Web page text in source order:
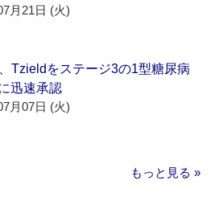
月21日 (火)
Tzieldをステージ3の1型糖尿病
迅速承認
月07日 (火)
もっと見る »